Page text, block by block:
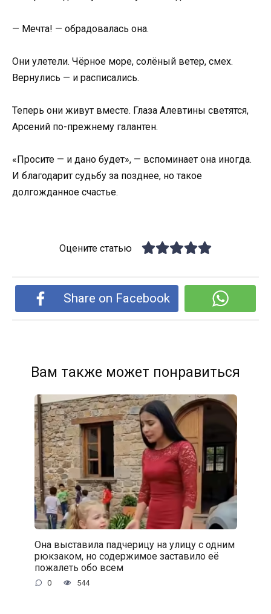
— Мечта! — обрадовалась она.
Они улетели. Чёрное море, солёный ветер, смех.
Вернулись — и расписались.
Теперь они живут вместе. Глаза Алевтины светятся,
Арсений по-прежнему галантен.
«Просите — и дано будет», — вспоминает она иногда.
И благодарит судьбу за позднее, но такое
долгожданное счастье.
Оцените статью
Share on Facebook
Вам также может понравиться
Она выставила падчерицу на улицу с одним
рюкзаком, но содержимое заставило её
пожалеть обо всем
0 544